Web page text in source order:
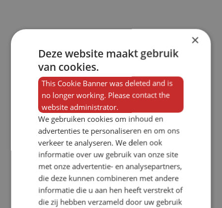
×
Deze website maakt gebruik
van cookies.
This Cookie Banner was deleted and is
no longer working. Please contact the
website administrator.
We gebruiken cookies om inhoud en
advertenties te personaliseren en om ons
verkeer te analyseren. We delen ook
informatie over uw gebruik van onze site
met onze advertentie- en analysepartners,
die deze kunnen combineren met andere
informatie die u aan hen heeft verstrekt of
die zij hebben verzameld door uw gebruik